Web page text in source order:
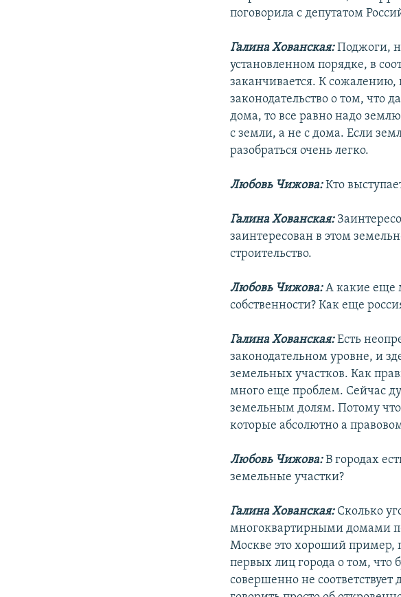
поговорила с депутатом
Галина Хованская:Поджоги,
установленном порядке, в
заканчивается. К сожалению,
законодательство о том, что
дома, то все равно надо
с земли, а не с дома. Если
разобраться очень легко.
Любовь Чижова:Кто
Галина Хованская:
заинтересован в этом
строительство.
Любовь Чижова:А какие еще
собственности? Как еще
Галина Хованская:Есть
законодательном уровне, и
земельных участков. Как
много еще проблем. Сейчас
земельным долям. Потому
которые абсолютно а
Любовь Чижова:В городах
земельные участки?
Галина Хованская: Сколько
многоквартирными домами
Москве это хороший пример,
первых лиц города о том, что
совершенно не